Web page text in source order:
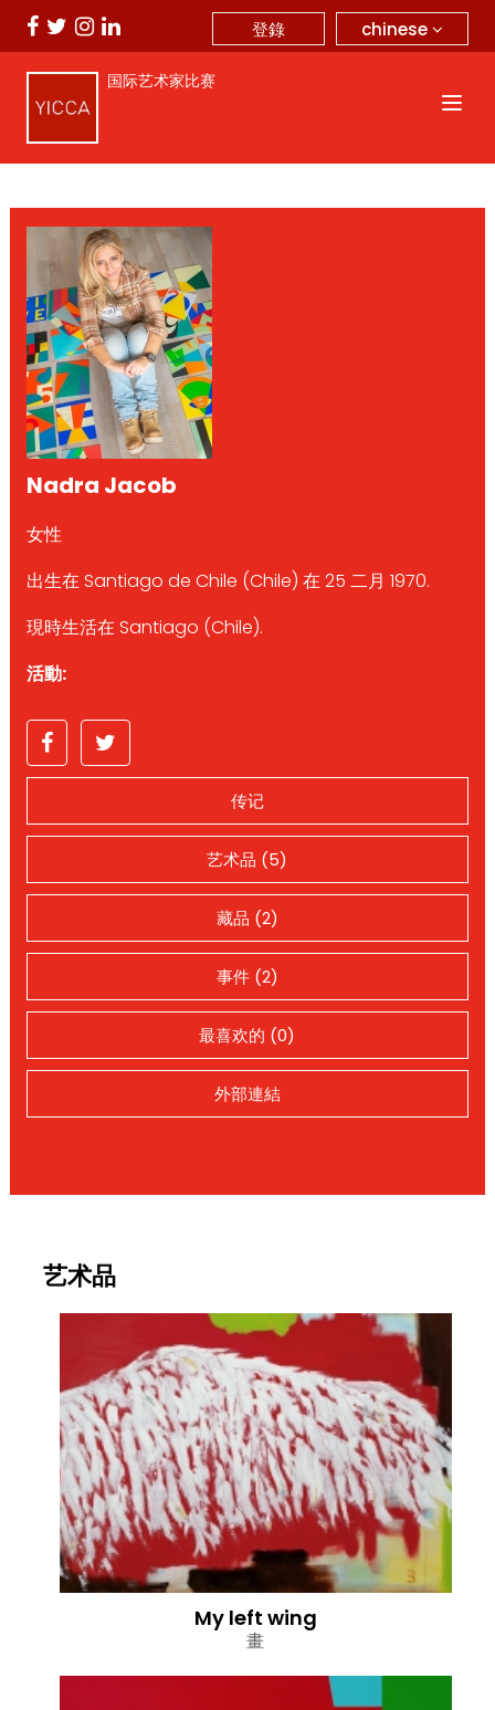
chinese
登錄
国际艺术家比赛
Nadra Jacob
女性
出生在 Santiago de Chile (Chile) 在 25 二月 1970.
現時生活在 Santiago (Chile).
活動:
传记
艺术品 (5)
藏品 (2)
事件 (2)
最喜欢的 (0)
外部連結
艺术品
My left wing
畫